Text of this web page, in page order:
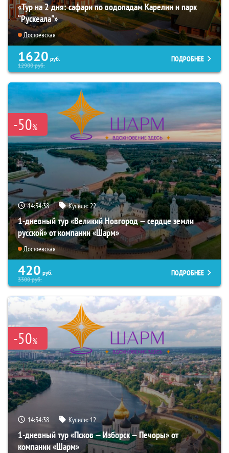
«Тур на 2 дня: сафари по водопадам Карелии и парк
“Рускеала"»
Достоевская
1620 руб.
12900руб.
ПОДРОБНЕЕ
-50%
14:34:37 Купили:22
1-дневный тур «Великий Новгород — сердце земли
русской» от компании «Шарм»
Достоевская
420 руб.
3300руб.
ПОДРОБНЕЕ
-50%
14:34:37 Купили:12
1-дневный тур «Псков — Изборск — Печоры» от
компании «Шарм»